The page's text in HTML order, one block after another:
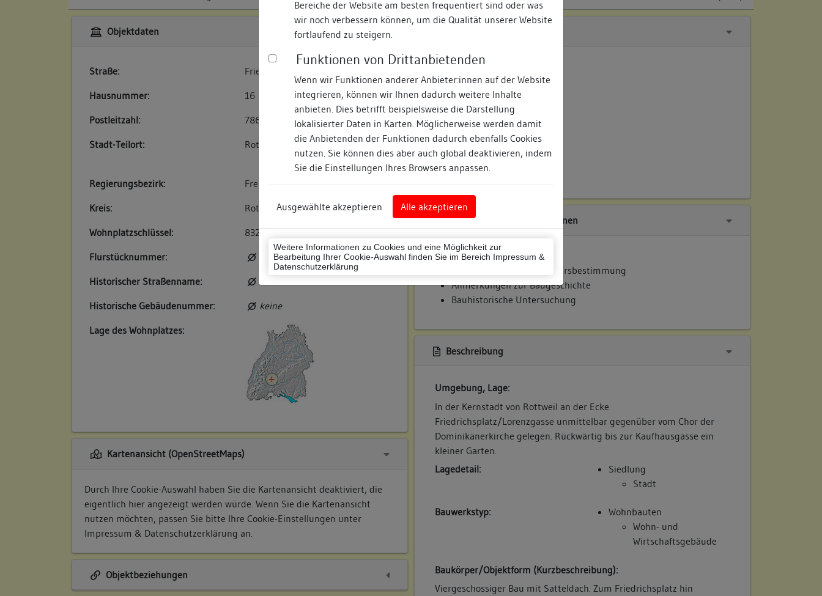
Bereiche der Website am besten frequentiert sind oder was
wir noch verbessern können, um die Qualität unserer Website
fortlaufend zu steigern.
Funktionen von Drittanbietenden
Wenn wir Funktionen anderer Anbieter:innen auf der Website
integrieren, können wir Ihnen dadurch weitere Inhalte
anbieten. Dies betrifft beispielsweise die Darstellung
lokalisierter Daten in Karten. Möglicherweise werden damit
die Anbietenden der Funktionen dadurch ebenfalls Cookies
nutzen. Sie können dies aber auch global deaktivieren, indem
Sie die Einstellungen Ihres Browsers anpassen.
Ausgewählte akzeptieren Alle akzeptieren
Weitere Informationen zu Cookies und eine Möglichkeit zur
Bearbeitung Ihrer Cookie-Auswahl finden Sie im Bereich Impressum &
Datenschutzerklärung
Objektdaten
Straße:
Friedrichsplatz
Hausnummer:
16
Postleitzahl:
78628
Stadt-Teilort:
Rottweil
Regierungsbezirk:
Freiburg
Kreis:
Rottweil (Landkreis)
Wohnplatzschlüssel:
8325049025
Flurstücknummer:
keine
Historischer Straßenname:
keiner
Historische Gebäudenummer:
keine
Lage des Wohnplatzes:
Kartenansicht (OpenStreetMaps)
Durch Ihre Cookie-Auswahl haben Sie die Kartenansicht deaktiviert, die
eigentlich hier angezeigt werden würde. Wenn Sie die Kartenansicht
nutzen möchten, passen Sie bitte Ihre Cookie-Einstellungen unter
Impressum & Datenschutzerklärung an.
Objektbeziehungen
Zugeordnete Dokumentationen
Literatur
Dendrochronologische Altersbestimmung
Anmerkungen zur Baugeschichte
Bauhistorische Untersuchung
Beschreibung
Umgebung, Lage:
In der Kernstadt von Rottweil an der Ecke
Friedrichsplatz/Lorenzgasse unmittelbar gegenüber vom Chor der
Dominikanerkirche gelegen. Rückwärtig bis zur Kaufhausgasse ein
kleiner Garten.
Lagedetail:
Siedlung
Stadt
Bauwerkstyp:
Wohnbauten
Wohn- und
Wirtschaftsgebäude
Baukörper/Objektform (Kurzbeschreibung):
Viergeschossiger Bau mit Satteldach. Zum Friedrichsplatz hin